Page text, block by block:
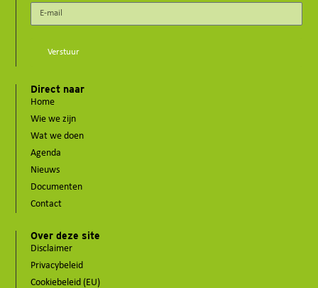
Verstuur
Direct naar
Home
Wie we zijn
Wat we doen
Agenda
Nieuws
Documenten
Contact
Over deze site
Disclaimer
Privacybeleid
Cookiebeleid (EU)